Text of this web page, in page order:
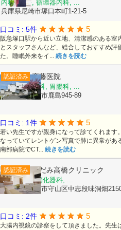
内科, 眼科, 循環器内科, ...
兵庫県尼崎市塚口本町1-21-5
口コミ: 5件 5
阪急塚口駅から近い立地、清潔感のある室
とスタッフさんなど、総合しておすすめ評
た。睡眠外来をイ... 続きを読む
認証済み 斎藤医院
内科, 呼吸器科, 胃腸科, ...
東京都八王子市鹿島945-89
口コミ: 1件 5
若い先生ですが親身になって診てくれます
なっていてレントゲン写真で肺に異常があ
南部病院でCT... 続きを読む
認証済み しだみ高橋クリニック
内科, 外科, 消化器科, ...
愛知県名古屋市守山区中志段味洞畑
口コミ: 2件 5
大腸内視鏡の診察をして頂きました。先生